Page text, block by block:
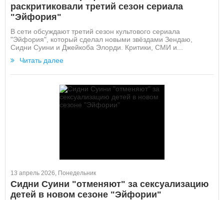
раскритиковали третий сезон сериала
"Эйфория"
В сети обсуждают третий сезон культового сериала
"Эйфория", который сделал новыми звёздами Зендаю,
Сидни Суини и Джейкоба Элорди. Критики, СМИ и...
Читать далее
13 апрель 2026, Понедельник
Сидни Суини "отменяют" за сексуализацию
детей в новом сезоне "Эйфории"